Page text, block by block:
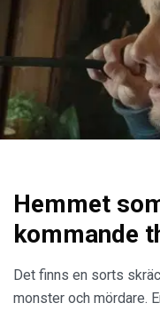
Hemmet
kommande
Det finns en sorts
monster och mördare.